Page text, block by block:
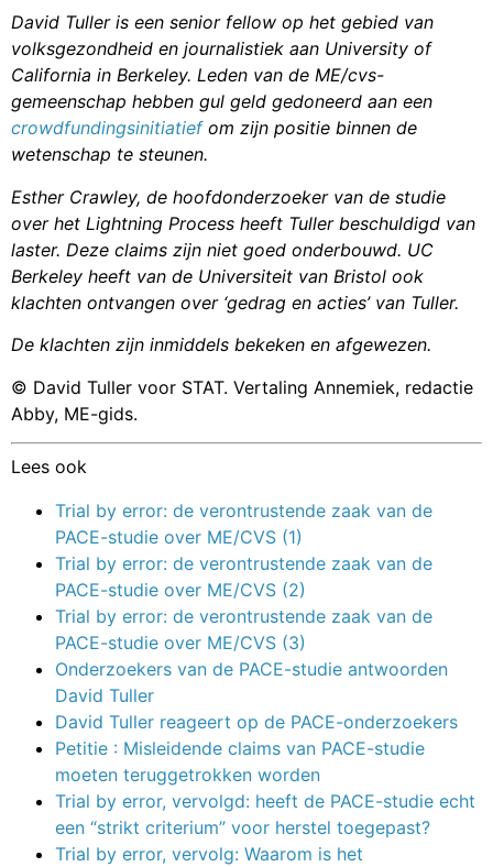
David Tuller is een senior fellow op het gebied van
volksgezondheid en journalistiek aan University of
California in Berkeley. Leden van de ME/cvs-
gemeenschap hebben gul geld gedoneerd aan een
crowdfundingsinitiatief om zijn positie binnen de
wetenschap te steunen.
Esther Crawley, de hoofdonderzoeker van de studie
over het Lightning Process heeft Tuller beschuldigd van
laster. Deze claims zijn niet goed onderbouwd. UC
Berkeley heeft van de Universiteit van Bristol ook
klachten ontvangen over ‘gedrag en acties’ van Tuller.
De klachten zijn inmiddels bekeken en afgewezen.
© David Tuller voor STAT. Vertaling Annemiek, redactie
Abby, ME-gids.
Lees ook
Trial by error: de verontrustende zaak van de
PACE-studie over ME/CVS (1)
Trial by error: de verontrustende zaak van de
PACE-studie over ME/CVS (2)
Trial by error: de verontrustende zaak van de
PACE-studie over ME/CVS (3)
Onderzoekers van de PACE-studie antwoorden
David Tuller
David Tuller reageert op de PACE-onderzoekers
Petitie : Misleidende claims van PACE-studie
moeten teruggetrokken worden
Trial by error, vervolgd: heeft de PACE-studie echt
een “strikt criterium” voor herstel toegepast?
Trial by error, vervolg: Waarom is het